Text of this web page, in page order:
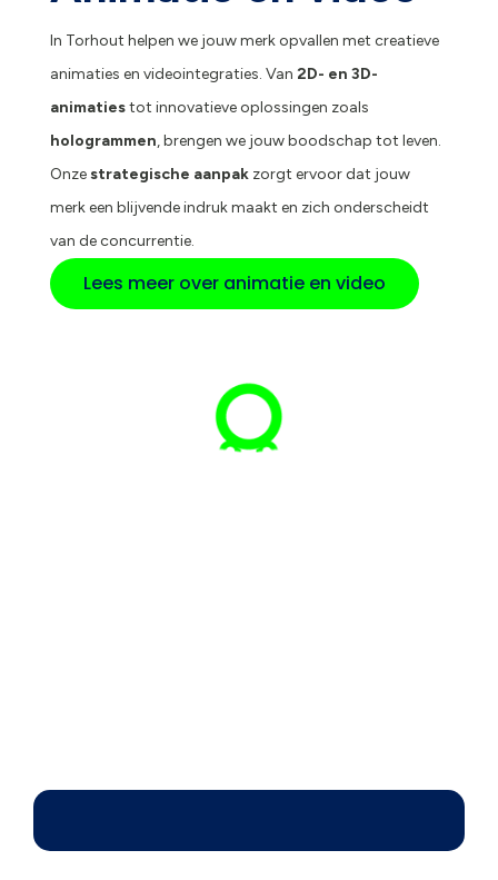
In Torhout helpen we jouw merk opvallen met creatieve
animaties en videointegraties. Van 2D- en 3D-
animatiestot innovatieve oplossingen zoals
hologrammen, brengen we jouw boodschap tot leven.
Onzestrategische aanpakzorgt ervoor dat jouw
merk een blijvende indruk maakt en zich onderscheidt
van de concurrentie.
Lees meer over animatie en video